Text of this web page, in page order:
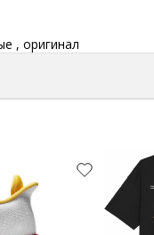
, оригинал